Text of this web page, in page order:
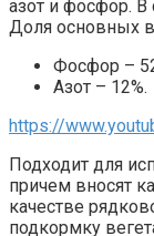
азот и фосфор. В
Доля основных
Фосфор –
Азот – 12%.
https://
Подходит для
причем вносят
качестве
подкормку